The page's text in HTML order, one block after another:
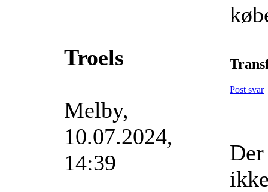
Troels
Melby,
10.07.2024,
14:39
Post svar